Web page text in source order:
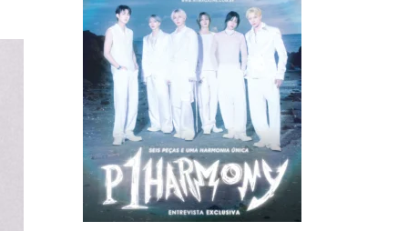
HIT!Leituras
HIT!Diary
HIT!Lyrics
HIT!Politics
HIT!Queer